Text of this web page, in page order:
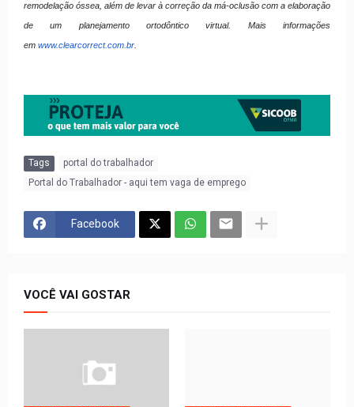
remodelação óssea, além de levar à correção da má-oclusão com a elaboração
de um planejamento ortodôntico virtual. Mais informações
em www.clearcorrect.com.br.
Tags
portal do trabalhador
Portal do Trabalhador - aqui tem vaga de emprego
Facebook
VOCÊ VAI GOSTAR